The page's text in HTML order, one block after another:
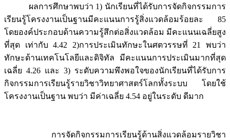
ผลการศึกษาพบว่า 1) นักเรียนที่ได้รับการจัดกิจกรรมการ
เรียนรู้โครงงานเป็นฐานมีคะแนนการรู้สิ่งแวดล้อมร้อยละ 85
โดยองค์ประกอบด้านความรู้สึกต่อสิ่งแวดล้อม มีคะแนนเฉลี่ยสูง
ที่สุด เท่ากับ 4.42 2)การประเมินทักษะในศตวรรษที่ 21 พบว่า
ทักษะด้านเทคโนโลยีและดิจิทัล มีคะแนนการประเมินมากที่สุด
เฉลี่ย 4.26 และ 3) ระดับความพึงพอใจของนักเรียนที่ได้รับการ
กิจกรรมการเรียนรู้รายวิชาวิทยาศาสตร์โลกทั้งระบบ โดยใช้
โครงงานเป็นฐาน พบว่า มีค่าเฉลี่ย 4.54 อยู่ในระดับ ดีมาก
การจัดกิจกรรมการเรียนรู้ด้านสิ่งแวดล้อมรายวิชา